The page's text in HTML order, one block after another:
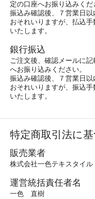
定の口座へお振り込みくだ
振込み確認後、７営業日以
おそれいりますが、払込
いたします。
銀行振込
ご注文後、確認メールに
へお振り込みください。
振込み確認後、７営業日以
おそれいりますが、振込
いたします。
特定商取引法に
販売業者
株式会社一色テキスタイル
運営統括責任者名
一色 直樹